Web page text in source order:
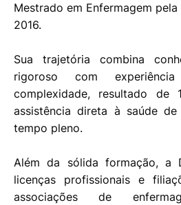
Mestrado em Enfermagem
2016.
Sua trajetória combina
rigoroso com
complexidade, resultado de
assistência direta à saúde
tempo pleno.
Além da sólida formação, a
licenças profissionais e
associações de